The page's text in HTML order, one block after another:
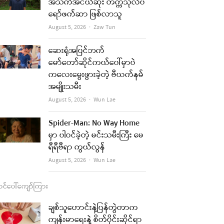
k
a
m
b
e
ရော်ဖက်ဆာ ဖြစ်လာသူ
August 5, 2026 Author
Zaw Tun
ဆေးရုံအပြင်ဘက်
မော်တော်ဆိုင်ကယ်ပေါ်မှာပဲ
ကလေးမွေးဖွားခဲ့တဲ့ ဗီယက်နမ်
အမျိုးသမီး
August 5, 2026 Author
Wun Lae
Spider-Man: No Way Home
မှာ ပါဝင်ခဲ့တဲ့ မင်းသမီးကြီး မေ
ရီရီဗီရာ ကွယ်လွန်
August 5, 2026 Author
Wun Lae
ပေါ်ကျော်ကြား
ချစ်သူဟောင်းနဲ့ပြန်တွဲတာက
ကျန်းမာရေးနဲ့ စိတ်ပိုင်းဆိုင်ရာ